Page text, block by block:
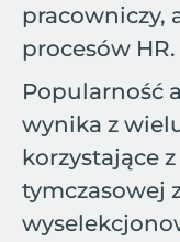
pracowniczy,
procesów HR.
Popularność
wynika z
korzystające
tymczasowej